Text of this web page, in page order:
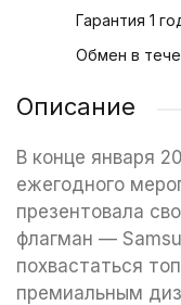
Гарантия 1
Обмен в
Описание
В конце января
ежегодного
презентовала
флагман —
похвастаться
премиальным